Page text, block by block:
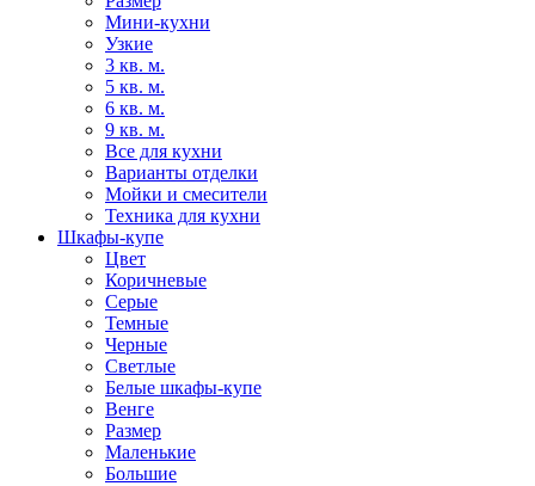
Мини-кухни
Узкие
3 кв. м.
5 кв. м.
6 кв. м.
9 кв. м.
Все для кухни
Варианты отделки
Мойки и смесители
Техника для кухни
Шкафы-купе
Цвет
Коричневые
Серые
Темные
Черные
Светлые
Белые шкафы-купе
Венге
Размер
Маленькие
Большие